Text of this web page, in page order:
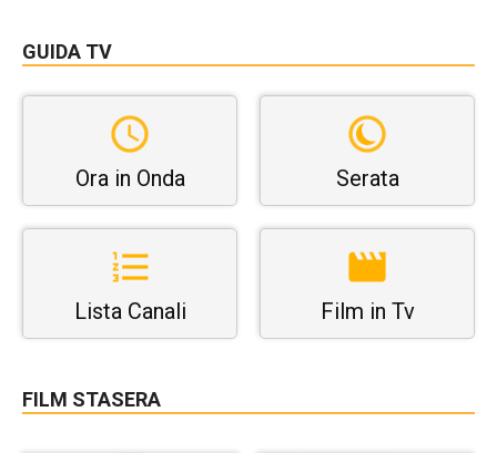
GUIDA TV
Ora in Onda Serata
Lista Canali Film in Tv
FILM STASERA